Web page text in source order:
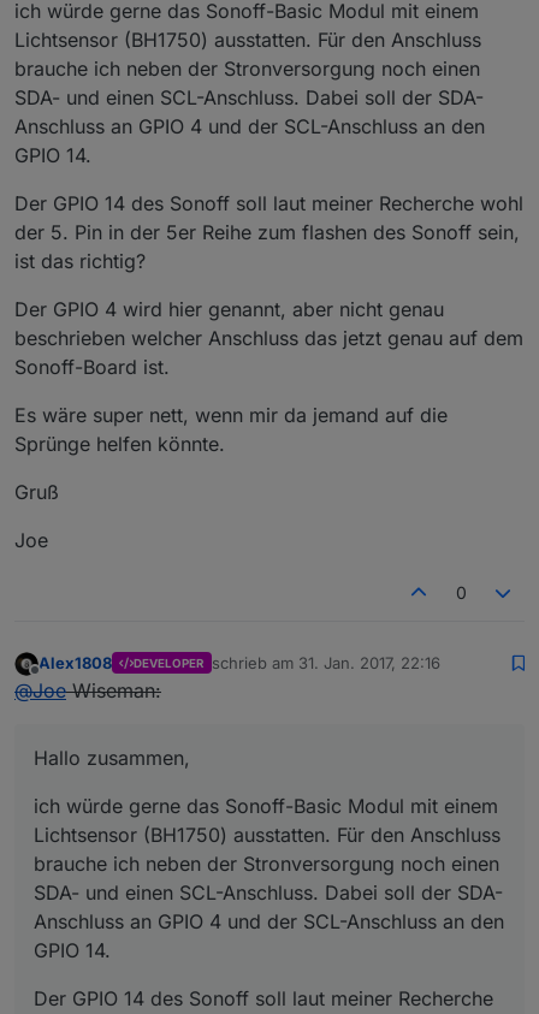
ich würde gerne das Sonoff-Basic Modul mit einem
Lichtsensor (BH1750) ausstatten. Für den Anschluss
brauche ich neben der Stronversorgung noch einen
SDA- und einen SCL-Anschluss. Dabei soll der SDA-
Anschluss an GPIO 4 und der SCL-Anschluss an den
GPIO 14.
Der GPIO 14 des Sonoff soll laut meiner Recherche wohl
der 5. Pin in der 5er Reihe zum flashen des Sonoff sein,
ist das richtig?
Der GPIO 4 wird hier genannt, aber nicht genau
beschrieben welcher Anschluss das jetzt genau auf dem
Sonoff-Board ist.
Es wäre super nett, wenn mir da jemand auf die
Sprünge helfen könnte.
Gruß
Joe
0
Offline
Alex1808 DEVELOPER schrieb am 31. Jan. 2017, 22:16
zuletzt editiert von2. Jan. 2017, 09:58
@JoeWiseman:
Hallo zusammen,
ich würde gerne das Sonoff-Basic Modul mit einem
Lichtsensor (BH1750) ausstatten. Für den Anschluss
brauche ich neben der Stronversorgung noch einen
SDA- und einen SCL-Anschluss. Dabei soll der SDA-
Anschluss an GPIO 4 und der SCL-Anschluss an den
GPIO 14.
Der GPIO 14 des Sonoff soll laut meiner Recherche